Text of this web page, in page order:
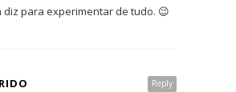
diz para experimentar de tudo. 😉
Reply